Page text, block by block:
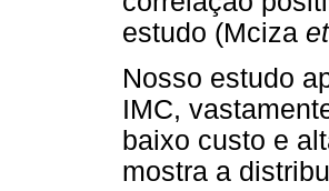
estudo (Mciza
Nosso estudo
IMC,
baixo custo e
mostra a